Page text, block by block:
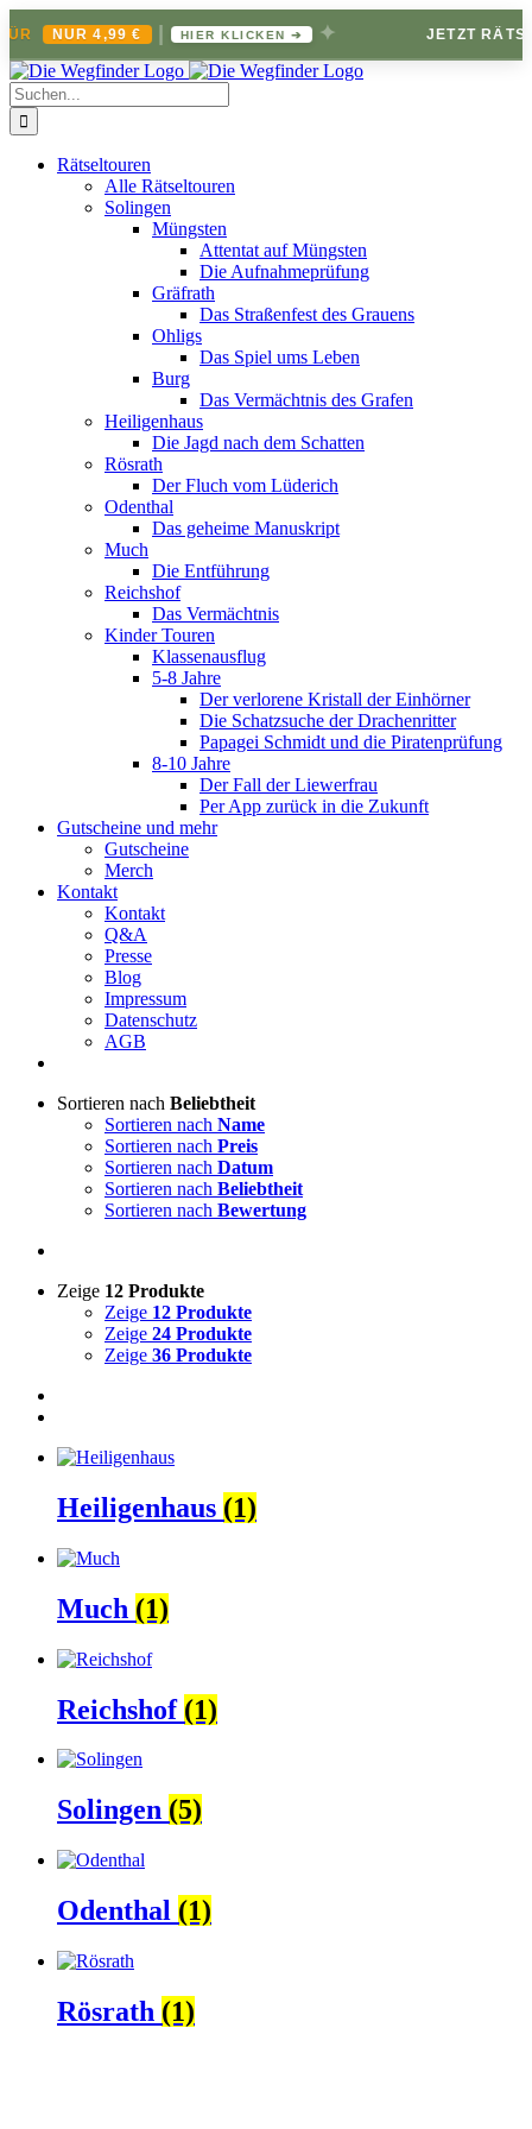
4,99 € | HIER KLICKEN ➔ ✦ JETZT
Zum
Inhalt
springen
Suche
nach:
Rätseltouren
Alle Rätseltouren
Solingen
Müngsten
Attentat auf Müngsten
Die Aufnahmeprüfung
Gräfrath
Das Straßenfest des Grauens
Ohligs
Das Spiel ums Leben
Burg
Das Vermächtnis des Grafen
Heiligenhaus
Die Jagd nach dem Schatten
Rösrath
Der Fluch vom Lüderich
Odenthal
Das geheime Manuskript
Much
Die Entführung
Reichshof
Das Vermächtnis
Kinder Touren
Klassenausflug
5-8 Jahre
Der verlorene Kristall der Einhörner
Die Schatzsuche der Drachenritter
Papagei Schmidt und die Piratenprüfung
8-10 Jahre
Der Fall der Liewerfrau
Per App zurück in die Zukunft
Gutscheine und mehr
Gutscheine
Merch
Kontakt
Kontakt
Q&A
Presse
Blog
Impressum
Datenschutz
AGB
Sortieren nach Beliebtheit
Sortieren nach Name
Sortieren nach Preis
Sortieren nach Datum
Sortieren nach Beliebtheit
Sortieren nach Bewertung
Zeige 12 Produkte
Zeige 12 Produkte
Zeige 24 Produkte
Zeige 36 Produkte
Heiligenhaus (1)
Much (1)
Reichshof (1)
Solingen (5)
Odenthal (1)
Rösrath (1)